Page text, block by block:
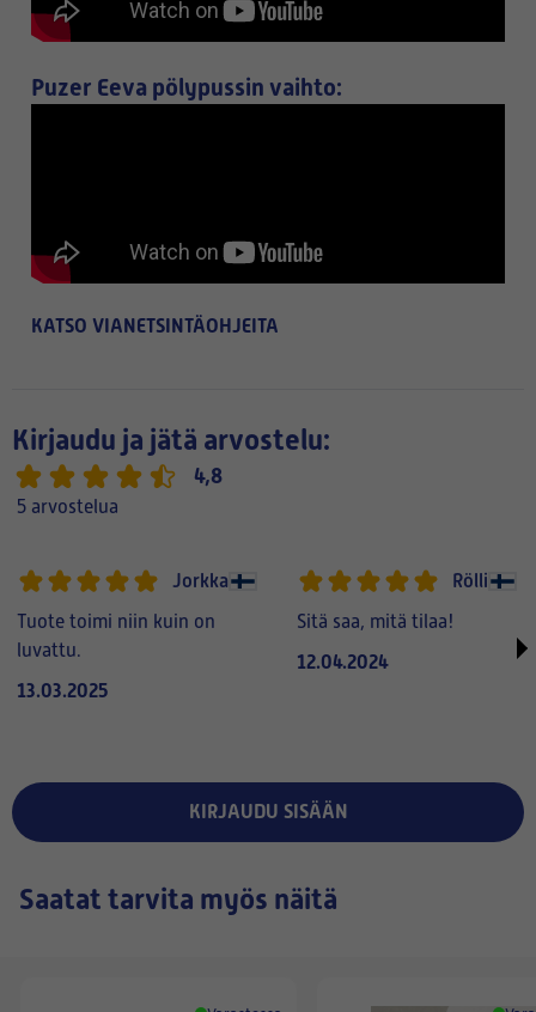
Puzer Eeva pölypussin vaihto:
KATSO VIANETSINTÄOHJEITA
Kirjaudu ja jätä arvostelu:
4,8
5 arvostelua
Jorkka
Tuote toimi niin kuin on
luvattu.
13.03.2025
Rölli
Sitä saa, mitä tilaa!
12.04.2024
KIRJAUDU SISÄÄN
Saatat tarvita myös näitä